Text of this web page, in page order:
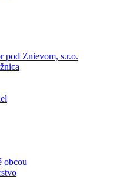
pod Znievom, s.r.o.
obcou